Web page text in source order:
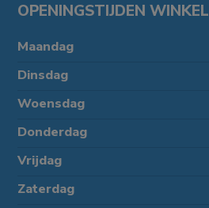
OPENINGSTIJDEN WINKEL
Maandag
Dinsdag
Woensdag
Donderdag
Vrijdag
Zaterdag